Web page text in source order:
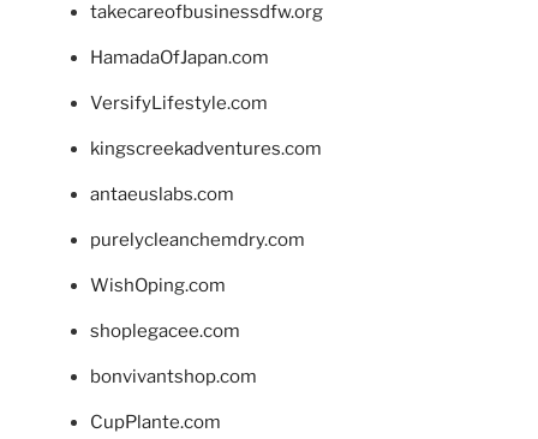
takecareofbusinessdfw.org
HamadaOfJapan.com
VersifyLifestyle.com
kingscreekadventures.com
antaeuslabs.com
purelycleanchemdry.com
WishOping.com
shoplegacee.com
bonvivantshop.com
CupPlante.com